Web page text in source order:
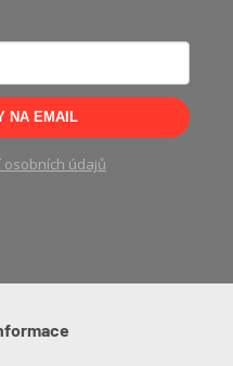
NA EMAIL
údajů